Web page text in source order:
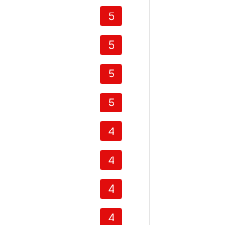
5
5
5
5
4
4
4
4